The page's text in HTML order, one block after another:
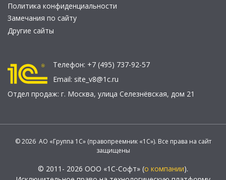
Политика конфиденциальности
Замечания по сайту
Другие сайты
Телефон: +7 (495) 737-92-57
Email: site_v8@1c.ru
Отдел продаж: г. Москва, улица Селезнёвская, дом 21
© 2026 АО «Группа 1С» (правопреемник «1С»). Все права на сайт
защищены
© 2011- 2026 ООО «1С-Софт» (о компании).